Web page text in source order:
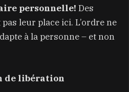
personnelle! Des
leur place ici. L’ordre ne
à la personne – et non
de libération